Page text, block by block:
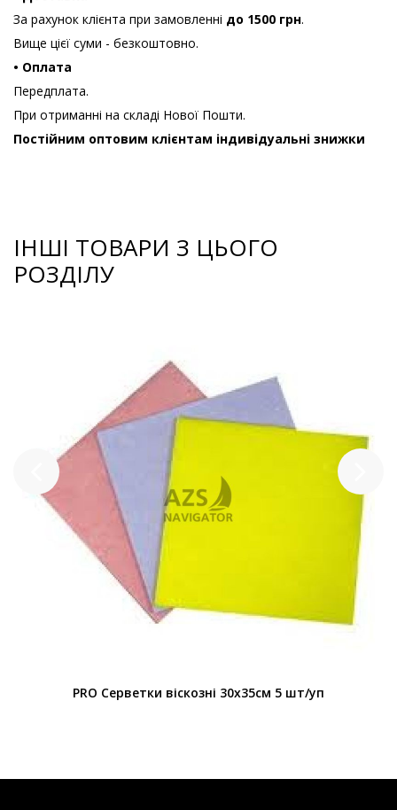
За рахунок клієнта при замовленні до 1500 грн.
Вище цієї суми - безкоштовно.
• Оплата
Передплата.
При отриманні на складі Нової Пошти.
Постійним оптовим клієнтам індивідуальні знижки
ІНШІ ТОВАРИ З ЦЬОГО
РОЗДІЛУ
PRO Серветки віскозні 30х35см 5 шт/уп